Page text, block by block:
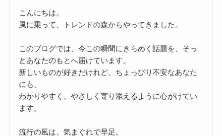
こんにちは。
風に乗って、トレンドの森からやってきました。
このブログでは、今この瞬間にきらめく話題を、そっ
とあなたのもとへ届けています。
新しいものが好きだけれど、ちょっぴり不安なあなた
にも、
わかりやすく、やさしく寄り添えるように心がけてい
ます。
流行の風は、気まぐれで早足。